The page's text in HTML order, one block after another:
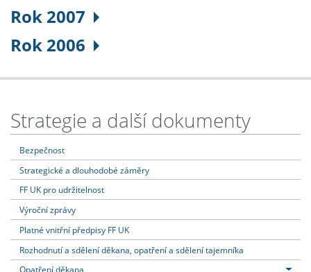
Rok 2007
Rok 2006
Strategie a další dokumenty
Bezpečnost
Strategické a dlouhodobé záměry
FF UK pro udržitelnost
Výroční zprávy
Platné vnitřní předpisy FF UK
Rozhodnutí a sdělení děkana, opatření a sdělení tajemníka
Opatření děkana